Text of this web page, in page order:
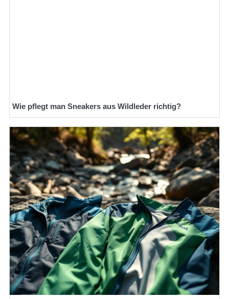
Wie pflegt man Sneakers aus Wildleder richtig?